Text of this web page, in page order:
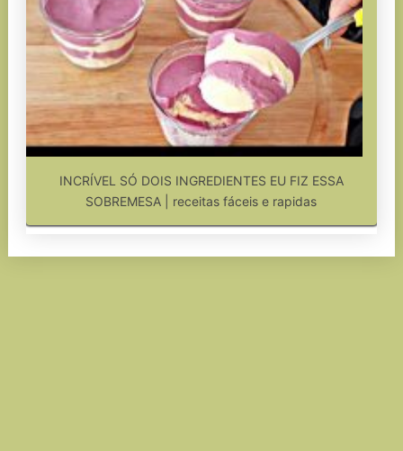
INCRÍVEL SÓ DOIS INGREDIENTES EU FIZ ESSA
SOBREMESA | receitas fáceis e rapidas